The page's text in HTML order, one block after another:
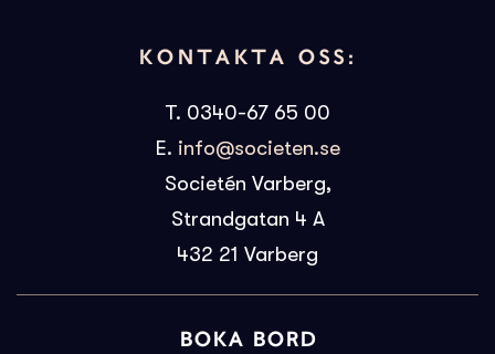
KONTAKTA OSS:
T. 0340-67 65 00
E. info@societen.se
Societén Varberg,
Strandgatan 4 A
432 21 Varberg
BOKA BORD